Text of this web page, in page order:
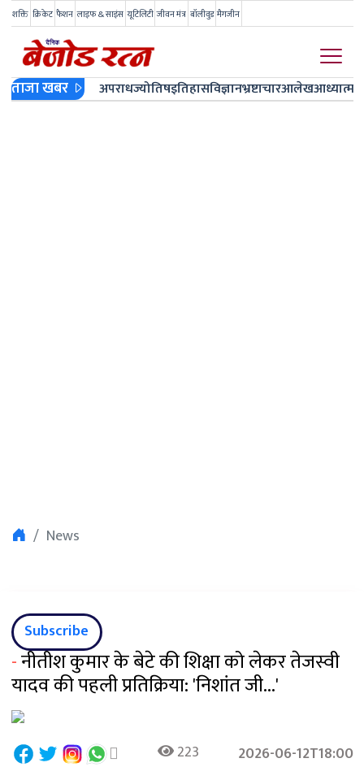
शक्ति क्रिकेट फैशन लाइफ & साइंस यूटिलिटी जीवन मंत्र बॉलीवुड मैगजीन
ताजा खबर अपराधज्योतिषइतिहासविज्ञानभ्रष्टाचारआलेखआध्यात्म
News
Subscribe
-नीतीश कुमार के बेटे की शिक्षा को लेकर तेजस्वी
यादव की पहली प्रतिक्रिया: 'निशांत जी...'
223 2026-06-12T18:00